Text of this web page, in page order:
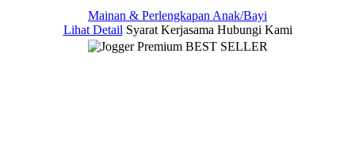
Mainan & Perlengkapan Anak/Bayi
Lihat Detail Syarat Kerjasama Hubungi Kami